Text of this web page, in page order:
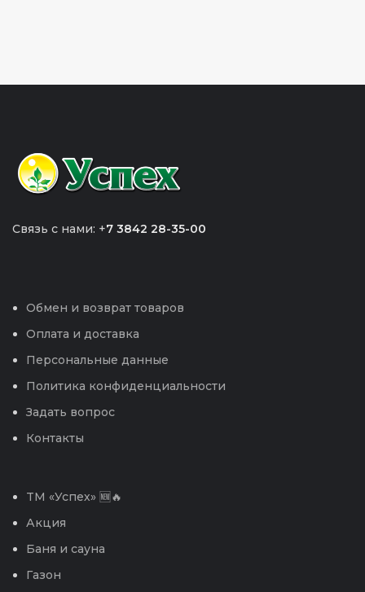
Связь с нами: +7 3842 28-35-00
Обмен и возврат товаров
Оплата и доставка
Персональные данные
Политика конфиденциальности
Задать вопрос
Контакты
TM «Успех» 🆕🔥
Акция
Баня и сауна
Газон